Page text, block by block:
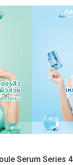
Serum Series